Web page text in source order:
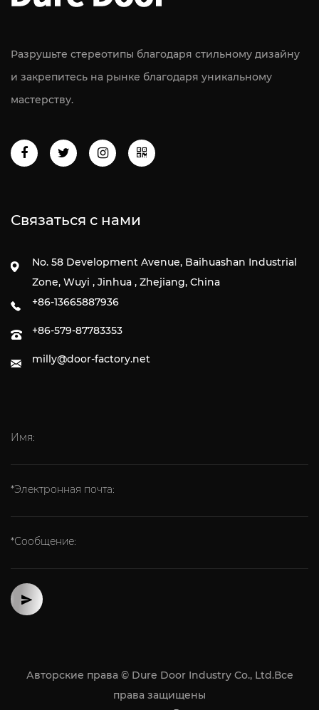
Разрушьте стереотипы благодаря стильному дизайну
и закрепитесь на рынке благодаря уникальному
мастерству.
Связаться с нами
No. 58 Development Avenue, Baihuashan Industrial
Zone, Wuyi , Jinhua , Zhejiang, China
+86-13665887936
+86-579-87783353
milly@door-factory.net
Имя:
*Электронная почта:
*Сообщение:
Авторские права © Dure Door Industry Co., Ltd.Все
права защищены